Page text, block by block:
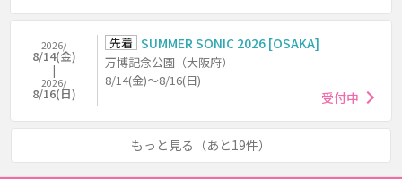
2026/
8/14(金)
2026/
8/16(日)
先着 SUMMER SONIC 2026 [OSAKA]
万博記念公園（大阪府）
8/14(金)～8/16(日)
受付中
もっと見る（あと19件）